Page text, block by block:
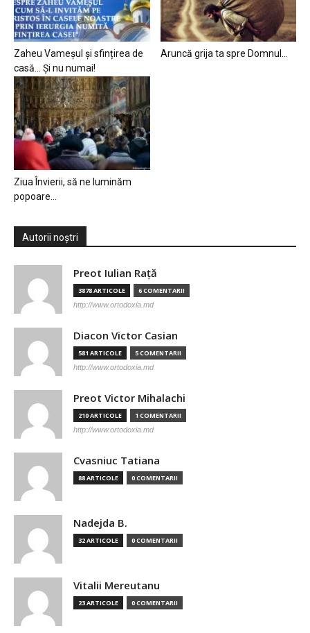
Zaheu Vameșul și sfințirea de
casă… Și nu numai!
Aruncă grija ta spre Domnul…
Ziua Învierii, să ne luminăm
popoare…
Autorii noștri
Preot Iulian Raţă
3878 ARTICOLE 6 COMENTARII
http://www.ortodoxia.md
Diacon Victor Casian
581 ARTICOLE 5 COMENTARII
http://www.ortodoxia.md
Preot Victor Mihalachi
210 ARTICOLE 1 COMENTARII
http://www.ortodoxia.md
Cvasniuc Tatiana
88 ARTICOLE 0 COMENTARII
Nadejda B.
32 ARTICOLE 0 COMENTARII
Vitalii Mereutanu
23 ARTICOLE 0 COMENTARII